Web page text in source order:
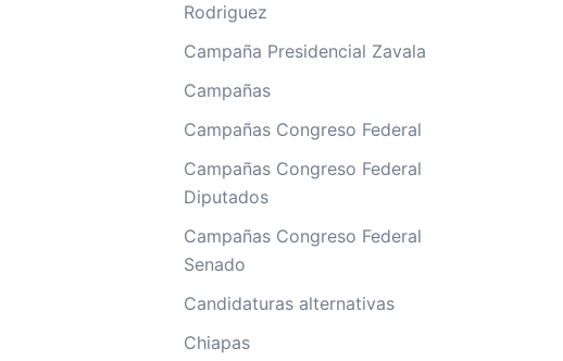
Rodriguez
Campaña Presidencial Zavala
Campañas
Campañas Congreso Federal
Campañas Congreso Federal
Diputados
Campañas Congreso Federal
Senado
Candidaturas alternativas
Chiapas